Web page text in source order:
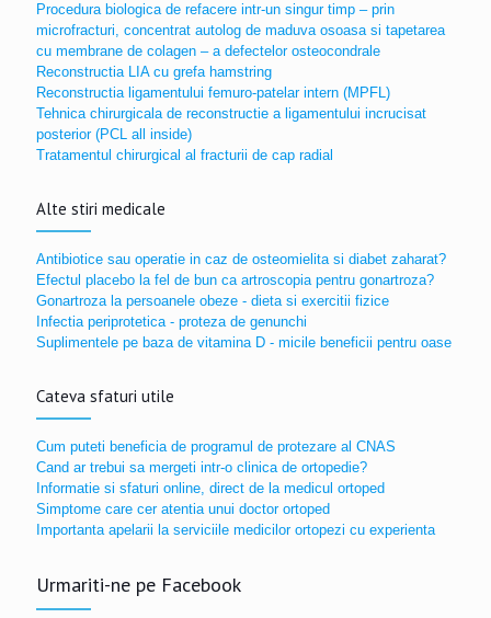
Procedura biologica de refacere intr-un singur timp – prin
microfracturi, concentrat autolog de maduva osoasa si tapetarea
cu membrane de colagen – a defectelor osteocondrale
Reconstructia LIA cu grefa hamstring
Reconstructia ligamentului femuro-patelar intern (MPFL)
Tehnica chirurgicala de reconstructie a ligamentului incrucisat
posterior (PCL all inside)
Tratamentul chirurgical al fracturii de cap radial
Alte stiri medicale
Antibiotice sau operatie in caz de osteomielita si diabet zaharat?
Efectul placebo la fel de bun ca artroscopia pentru gonartroza?
Gonartroza la persoanele obeze - dieta si exercitii fizice
Infectia periprotetica - proteza de genunchi
Suplimentele pe baza de vitamina D - micile beneficii pentru oase
Cateva sfaturi utile
Cum puteti beneficia de programul de protezare al CNAS
Cand ar trebui sa mergeti intr-o clinica de ortopedie?
Informatie si sfaturi online, direct de la medicul ortoped
Simptome care cer atentia unui doctor ortoped
Importanta apelarii la serviciile medicilor ortopezi cu experienta
Urmariti-ne pe Facebook